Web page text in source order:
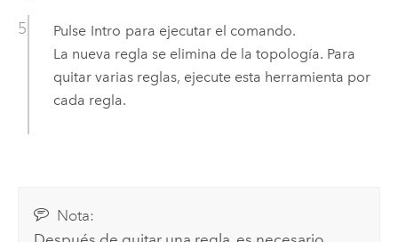
Pulse Intro para ejecutar el comando.
La nueva regla se elimina de la topología. Para
quitar varias reglas, ejecute esta herramienta por
cada regla.
Nota: